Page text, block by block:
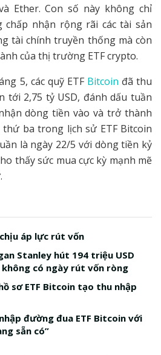
Ether. Con số này không chỉ
nhận rộng rãi các tài sản
tài chính truyền thống mà còn
của thị trường ETF crypto.
5, các quỹ ETF Bitcoin đã thu
tới 2,75 tỷ USD, đánh dấu tuần
dòng tiền vào và trở thành
ba trong lịch sử ETF Bitcoin
là ngày 22/5 với dòng tiền kỷ
thấy sức mua cực kỳ mạnh mẽ
áp lực rút vốn
Stanley hút 194 triệu USD
có ngày rút vốn ròng
sơ ETF Bitcoin tạo thu nhập
đường đua ETF Bitcoin với
sẵn có”